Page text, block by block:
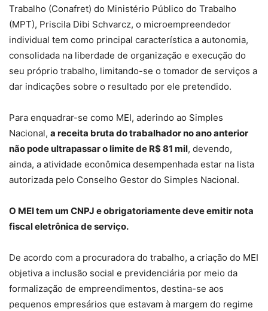
Trabalho (Conafret) do Ministério Público do Trabalho
(MPT), Priscila Dibi Schvarcz, o microempreendedor
individual tem como principal característica a autonomia,
consolidada na liberdade de organização e execução do
seu próprio trabalho, limitando-se o tomador de serviços a
dar indicações sobre o resultado por ele pretendido.
Para enquadrar-se como MEI, aderindo ao Simples
Nacional, a receita bruta do trabalhador no ano anterior
não pode ultrapassar o limite de R$ 81 mil, devendo,
ainda, a atividade econômica desempenhada estar na lista
autorizada pelo Conselho Gestor do Simples Nacional.
O MEI tem um CNPJ e obrigatoriamente deve emitir nota
fiscal eletrônica de serviço.
De acordo com a procuradora do trabalho, a criação do MEI
objetiva a inclusão social e previdenciária por meio da
formalização de empreendimentos, destina-se aos
pequenos empresários que estavam à margem do regime